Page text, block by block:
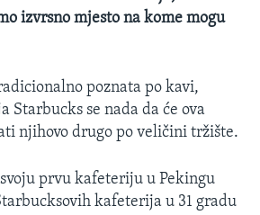
izvrsno mjesto na kome mogu
poznata po kavi,
Starbucks se nada da će ova
njihovo drugo po veličini tržište.
prvu kafeteriju u Pekingu
kafeterija u 31 gradu